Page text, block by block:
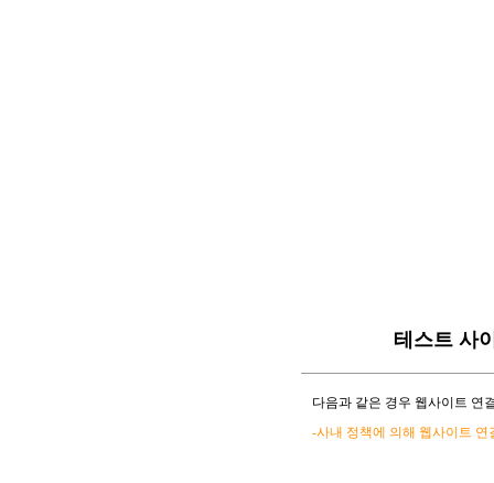
테스트 사
다음과 같은 경우 웹사이트 연
-사내 정책에 의해 웹사이트